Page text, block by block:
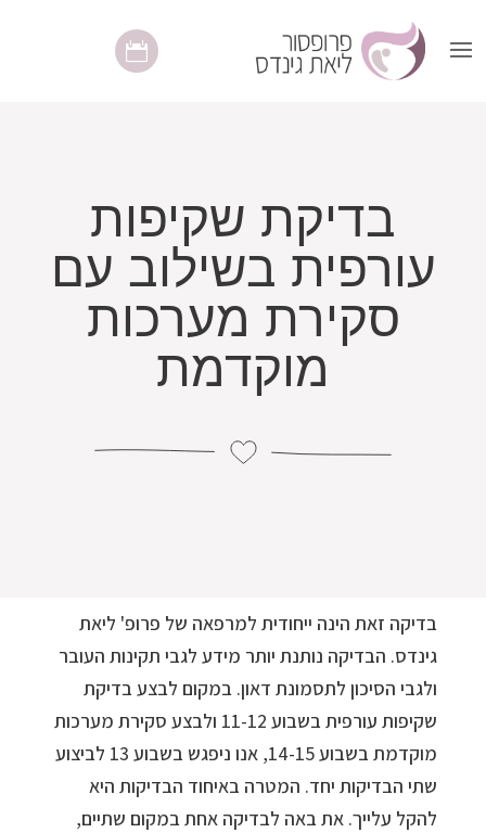
בדיקת שקיפות
עורפית בשילוב עם
סקירת מערכות
מוקדמת
בדיקה זאת הינה ייחודית למרפאה של פרופ' ליאת
גינדס. הבדיקה נותנת יותר מידע לגבי תקינות העובר
ולגבי הסיכון לתסמונת דאון. במקום לבצע בדיקת
שקיפות עורפית בשבוע 11-12 ולבצע סקירת מערכות
מוקדמת בשבוע 14-15, אנו ניפגש בשבוע 13 לביצוע
שתי הבדיקות יחד. המטרה באיחוד הבדיקות היא
להקל עלייך. את באה לבדיקה אחת במקום שתיים,